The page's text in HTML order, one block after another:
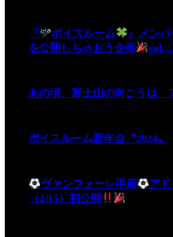
『 ボイスルーム
』メン
を公開しちゃおう企画
vol…
あの頃、富士山の向こうは
ボイスルーム新年会〝2024〟
ヴァンフォーレ甲府 アド
（2/15）初公開